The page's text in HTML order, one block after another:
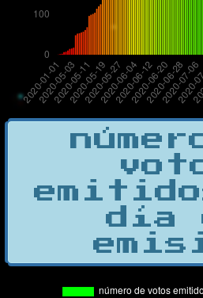
día